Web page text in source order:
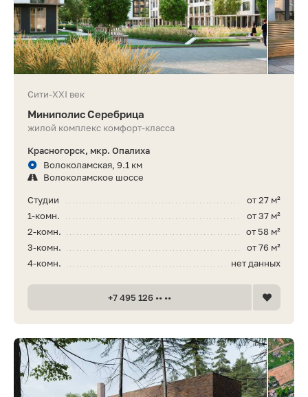
Сити-XXI век
Миниполис Серебрица
жилой комплекс комфорт-класса
Красногорск, мкр. Опалиха
Волоколамская, 9.1 км
Волоколамское шоссе
от 27 м²
Студии
от 37 м²
1-комн.
от 58 м²
2-комн.
от 76 м²
3-комн.
нет данных
4-комн.
+7 495 126 •• ••